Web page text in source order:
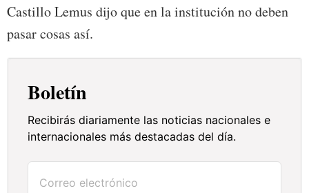
Castillo Lemus dijo que en la institución no deben
pasar cosas así.
Boletín
Recibirás diariamente las noticias nacionales e
internacionales más destacadas del día.